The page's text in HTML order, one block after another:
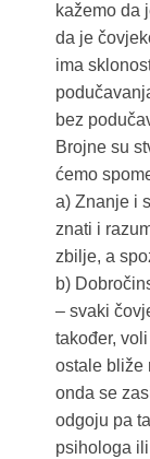
kažemo da
da je
ima
bez
Brojne su
ćemo
a) Znanje i
znati i
zbilje, a
b)
– svaki
također,
ostale bliže
onda se
odgoju pa
psihologa